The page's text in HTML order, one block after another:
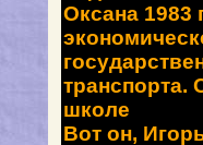
Оксана 1983
транспорта.
школе
Вот он,